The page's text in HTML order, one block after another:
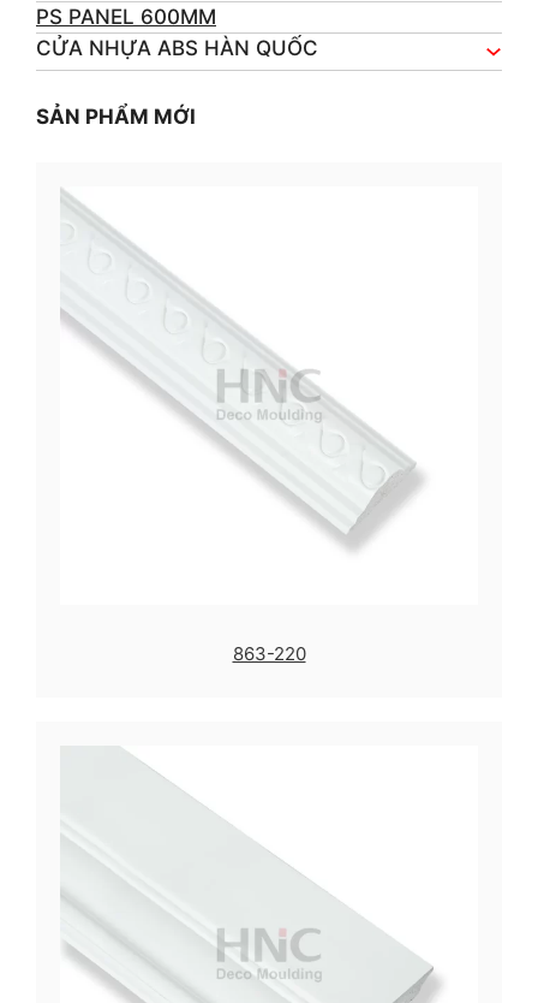
PS PANEL 600MM
CỬA NHỰA ABS HÀN QUỐC
SẢN PHẨM MỚI
863-220